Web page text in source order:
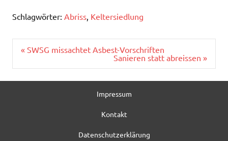
Schlagwörter: Abriss Keltersiedlung
Beitragsnavigation
« SWSG missachtet Asbest-Vorschriften
Sanieren statt abreissen »
Impressum
Kontakt
Datenschutzerklärung